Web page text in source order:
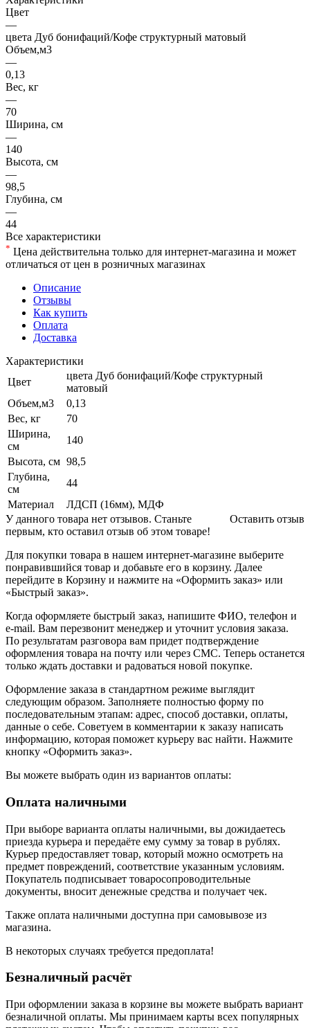
Цвет
—
цвета Дуб бонифаций/Кофе структурный матовый
Объем,м3
—
0,13
Вес, кг
—
70
Ширина, см
—
140
Высота, см
—
98,5
Глубина, см
—
44
Все характеристики
* Цена действительна только для интернет-магазина и может
отличаться от цен в розничных магазинах
Описание
Отзывы
Как купить
Оплата
Доставка
Характеристики
Цвет
цвета Дуб бонифаций/Кофе структурный
матовый
Объем,м3
0,13
Вес, кг
70
Ширина,
см
140
Высота, см 98,5
Глубина,
см
44
Материал
ЛДСП (16мм), МДФ
Оставить отзыв
У данного товара нет отзывов. Станьте
первым, кто оставил отзыв об этом товаре!
Для покупки товара в нашем интернет-магазине выберите
понравившийся товар и добавьте его в корзину. Далее
перейдите в Корзину и нажмите на «Оформить заказ» или
«Быстрый заказ».
Когда оформляете быстрый заказ, напишите ФИО, телефон и
e-mail. Вам перезвонит менеджер и уточнит условия заказа.
По результатам разговора вам придет подтверждение
оформления товара на почту или через СМС. Теперь останется
только ждать доставки и радоваться новой покупке.
Оформление заказа в стандартном режиме выглядит
следующим образом. Заполняете полностью форму по
последовательным этапам: адрес, способ доставки, оплаты,
данные о себе. Советуем в комментарии к заказу написать
информацию, которая поможет курьеру вас найти. Нажмите
кнопку «Оформить заказ».
Вы можете выбрать один из вариантов оплаты:
Оплата наличными
При выборе варианта оплаты наличными, вы дожидаетесь
приезда курьера и передаёте ему сумму за товар в рублях.
Курьер предоставляет товар, который можно осмотреть на
предмет повреждений, соответствие указанным условиям.
Покупатель подписывает товаросопроводительные
документы, вносит денежные средства и получает чек.
Также оплата наличными доступна при самовывозе из
магазина.
В некоторых случаях требуется предоплата!
Безналичный расчёт
При оформлении заказа в корзине вы можете выбрать вариант
безналичной оплаты. Мы принимаем карты всех популярных